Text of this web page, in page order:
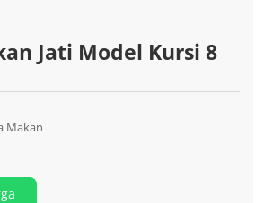
Jati Model Kursi 8
Makan